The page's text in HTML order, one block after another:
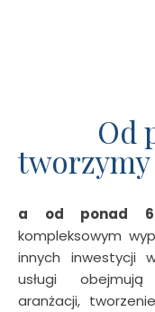
Od
a od ponad 6
kompleksowym
innych inwestycji
usługi obejmują
aranżacji,